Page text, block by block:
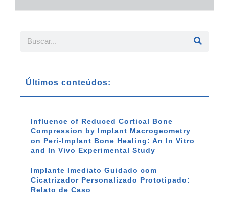
Últimos conteúdos:
Influence of Reduced Cortical Bone
Compression by Implant Macrogeometry
on Peri-Implant Bone Healing: An In Vitro
and In Vivo Experimental Study
Implante Imediato Guidado com
Cicatrizador Personalizado Prototipado:
Relato de Caso